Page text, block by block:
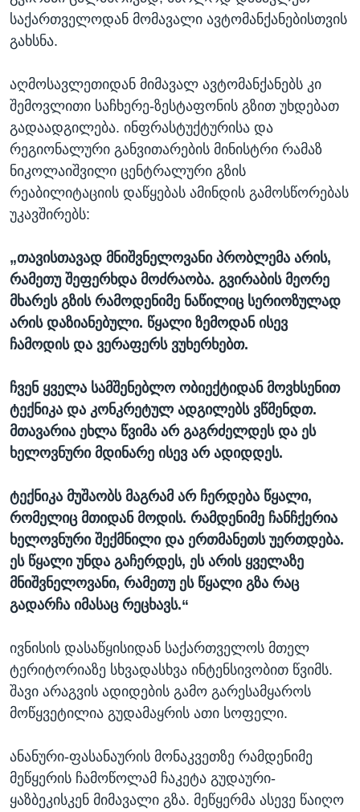
საქართველოდან მომავალი ავტომანქანებისთვის
გახსნა.
აღმოსავლეთიდან მიმავალ ავტომანქანებს კი
შემოვლითი საჩხერე-ზესტაფონის გზით უხდებათ
გადაადგილება. ინფრასტუქტურისა და
რეგიონალური განვითარების მინისტრი რამაზ
ნიკოლაიშვილი ცენტრალური გზის
რეაბილიტაციის დაწყებას ამინდის გამოსწორებას
უკავშირებს:
„თავისთავად მნიშვნელოვანი პრობლემა არის,
რამეთუ შეფერხდა მოძრაობა. გვირაბის მეორე
მხარეს გზის რამოდენიმე ნაწილიც სერიოზულად
არის დაზიანებული. წყალი ზემოდან ისევ
ჩამოდის და ვერაფერს ვუხერხებთ.
ჩვენ ყველა სამშენებლო ობიექტიდან მოვხსენით
ტექნიკა და კონკრეტულ ადგილებს ვწმენდთ.
მთავარია ეხლა წვიმა არ გაგრძელდეს და ეს
ხელოვნური მდინარე ისევ არ ადიდდეს.
ტექნიკა მუშაობს მაგრამ არ ჩერდება წყალი,
რომელიც მთიდან მოდის. რამდენიმე ჩანჩქერია
ხელოვნური შექმნილი და ერთმანეთს უერთდება.
ეს წყალი უნდა გაჩერდეს, ეს არის ყველაზე
მნიშვნელოვანი, რამეთუ ეს წყალი გზა რაც
გადარჩა იმასაც რეცხავს.“
ივნისის დასაწყისიდან საქართველოს მთელ
ტერიტორიაზე სხვადასხვა ინტენსივობით წვიმს.
შავი არაგვის ადიდების გამო გარესამყაროს
მოწყვეტილია გუდამაყრის ათი სოფელი.
ანანური-ფასანაურის მონაკვეთზე რამდენიმე
მეწყერის ჩამოწოლამ ჩაკეტა გუდაური-
ყაზბეკისკენ მიმავალი გზა. მეწყერმა ასევე წაიღო